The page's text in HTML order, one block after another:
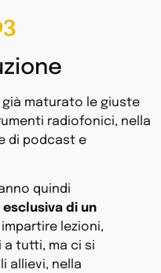
maturato le giuste
radiofonici, nella
di podcast e
quindi
di un
lezioni,
tutti, ma ci si
allievi, nella